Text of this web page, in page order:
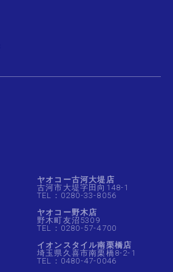
ヤオコー古河大堤店
古河市大堤字田向148-1
TEL：0280-33-8056
ヤオコー野木店
野木町友沼5309
TEL：0280-57-4700
イオンスタイル南栗橋店
埼玉県久喜市南栗橋8-2-1
TEL：0480-47-0046